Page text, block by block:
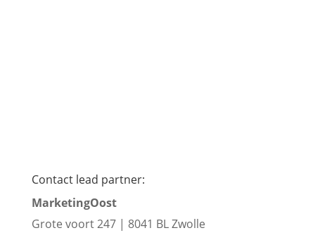
Contact lead partner:
MarketingOost
Grote voort 247 | 8041 BL Zwolle